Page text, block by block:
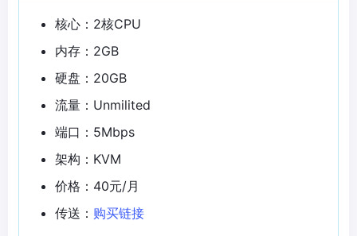
核心：2核CPU
内存：2GB
硬盘：20GB
流量：Unmilited
端口：5Mbps
架构：KVM
价格：40元/月
传送： 购买链接